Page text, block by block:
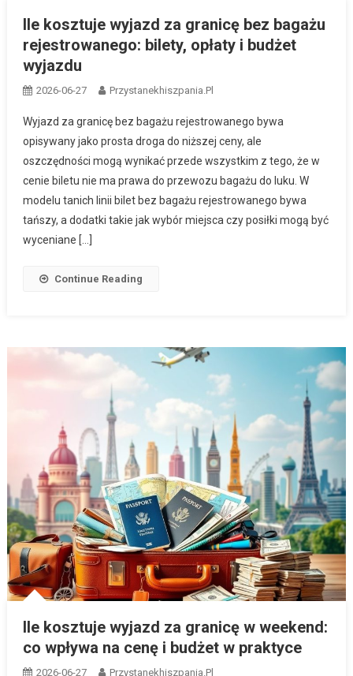
Ile kosztuje wyjazd za granicę bez bagażu
rejestrowanego: bilety, opłaty i budżet
wyjazdu
2026-06-27 Przystanekhiszpania.pl
Wyjazd za granicę bez bagażu rejestrowanego bywa
opisywany jako prosta droga do niższej ceny, ale
oszczędności mogą wynikać przede wszystkim z tego, że w
cenie biletu nie ma prawa do przewozu bagażu do luku. W
modelu tanich linii bilet bez bagażu rejestrowanego bywa
tańszy, a dodatki takie jak wybór miejsca czy posiłki mogą być
wyceniane […]
Continue Reading
Ile kosztuje wyjazd za granicę w weekend:
co wpływa na cenę i budżet w praktyce
2026-06-27 Przystanekhiszpania.pl